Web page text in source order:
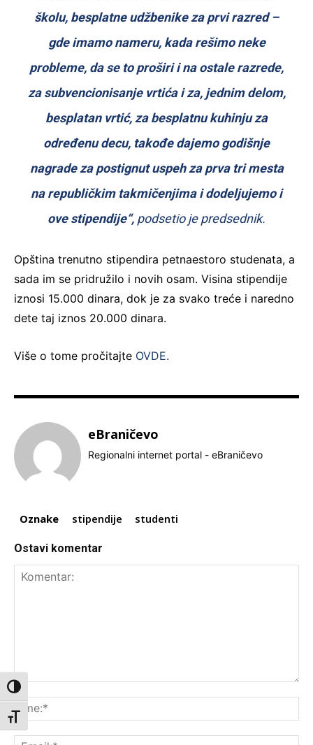
Toggle High Contrast
Toggle Font size
školu, besplatne udžbenike za prvi razred –
gde imamo nameru, kada rešimo neke
probleme, da se to proširi i na ostale razrede,
za subvencionisanje vrtića i za, jednim delom,
besplatan vrtić, za besplatnu kuhinju za
određenu decu, takođe dajemo godišnje
nagrade za postignut uspeh za prva tri mesta
na republičkim takmičenjima i dodeljujemo i
ove stipendije“, podsetio je predsednik.
Opština trenutno stipendira petnaestoro studenata, a
sada im se pridružilo i novih osam. Visina stipendije
iznosi 15.000 dinara, dok je za svako treće i naredno
dete taj iznos 20.000 dinara.
Više o tome pročitajte OVDE.
eBraničevo
Regionalni internet portal - eBraničevo
Oznake stipendije studenti
Ostavi komentar
Komentar: